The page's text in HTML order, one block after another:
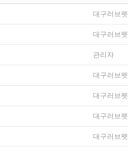
대구러브펫
대구러브펫
관리자
대구러브펫
대구러브펫
대구러브펫
대구러브펫